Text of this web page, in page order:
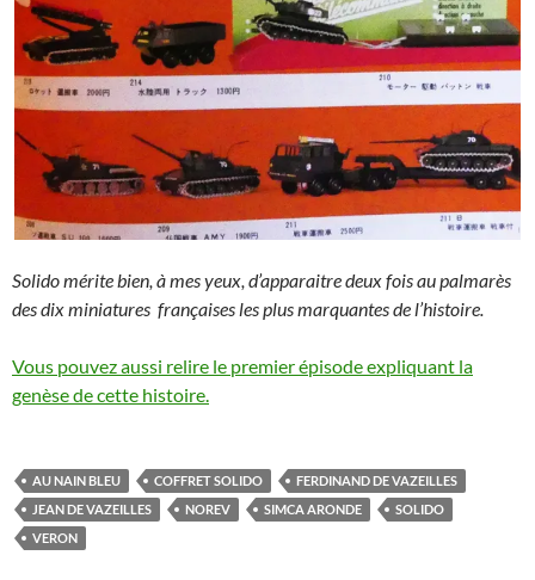
Solido mérite bien, à mes yeux, d’apparaitre deux fois au palmarès
des dix miniatures françaises les plus marquantes de l’histoire.
Vous pouvez aussi relire le premier épisode expliquant la
genèse de cette histoire.
AU NAIN BLEU COFFRET SOLIDO
FERDINAND DE VAZEILLES
JEAN DE VAZEILLES
NOREV SIMCA ARONDE
SOLIDO
VERON